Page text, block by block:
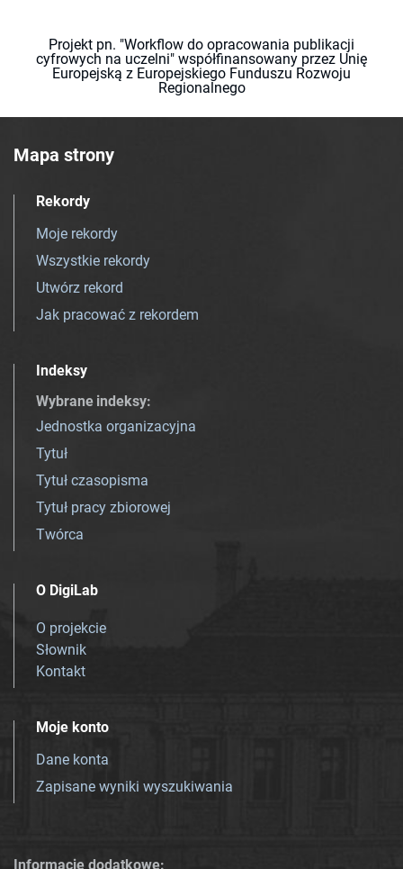
Projekt pn. "Workflow do opracowania publikacji
cyfrowych na uczelni" współfinansowany przez Unię
Europejską z Europejskiego Funduszu Rozwoju
Regionalnego
Mapa strony
Rekordy
Moje rekordy
Wszystkie rekordy
Utwórz rekord
Jak pracować z rekordem
Indeksy
Wybrane indeksy:
Jednostka organizacyjna
Tytuł
Tytuł czasopisma
Tytuł pracy zbiorowej
Twórca
O DigiLab
O projekcie
Słownik
Kontakt
Moje konto
Dane konta
Zapisane wyniki wyszukiwania
Informacje dodatkowe: